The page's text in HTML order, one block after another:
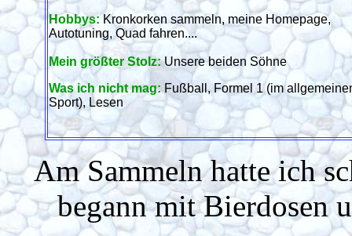
Hobbys: Kronkorken sammeln, meine Homepage,
Autotuning, Quad fahren....
Mein größter Stolz:Unsere beiden Söhne
Was ich nicht mag: Fußball, Formel 1 (im
Sport), Lesen
Am Sammeln hatte ich
begann mit Bierdosen